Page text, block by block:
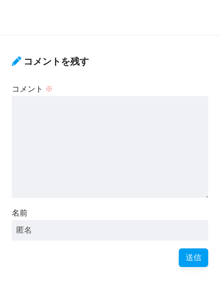
コメントを残す
コメント ※
名前